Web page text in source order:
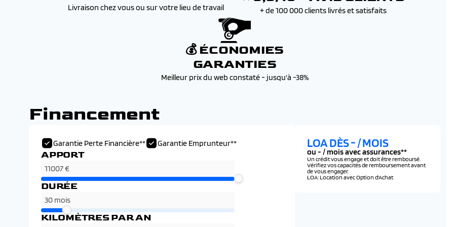
Livraison chez vous ou sur votre lieu de travail + de 100 000 clients livrés et satisfaits
💰 ÉCONOMIES
GARANTIES
Meilleur prix du web constaté - jusqu'à -38%
Financement
Garantie Perte Financière** Garantie Emprunteur**
APPORT
DURÉE
KILOMÈTRES PAR AN
LOA DÈS-/ MOIS
ou- / mois avec assurances**
Un crédit vous engage et doit être remboursé.
Vérifiez vos capacités de remboursement avant
de vous engager.
LOA: Location avec Option d'Achat